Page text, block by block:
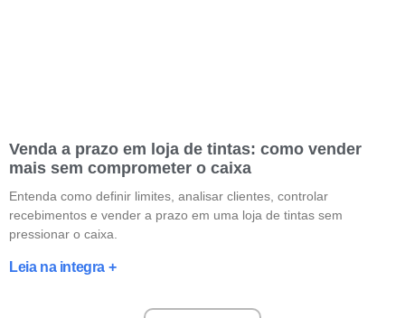
Venda a prazo em loja de tintas: como vender
mais sem comprometer o caixa
Entenda como definir limites, analisar clientes, controlar
recebimentos e vender a prazo em uma loja de tintas sem
pressionar o caixa.
Leia na integra +